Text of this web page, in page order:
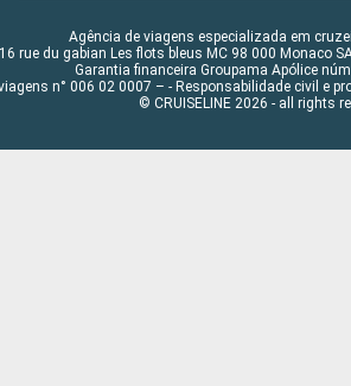
Agência de viagens especializada em
16 rue du gabian Les flots bleus MC 98 000 Monaco
Garantia financeira Groupama Apólice
n° 006 02 0007 – - Responsabilidade civil e
© CRUISELINE 2026 - all rights